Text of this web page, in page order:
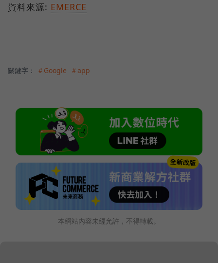
資料來源: EMERCE
關鍵字： ＃Google ＃app
本網站內容未經允許，不得轉載。